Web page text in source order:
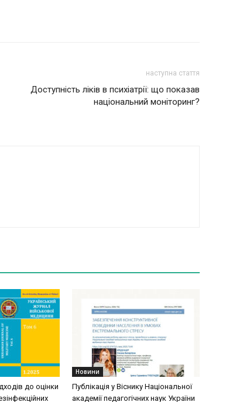
наступна стаття
Доступність ліків в психіатрії: що показав
національний моніторинг?
до оцінки
Новини
Публікація у Віснику Національної
академії педагогічних наук України